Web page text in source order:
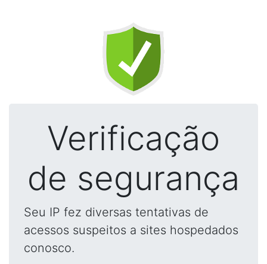
Verificação
de segurança
Seu IP fez diversas tentativas de
acessos suspeitos a sites hospedados
conosco.